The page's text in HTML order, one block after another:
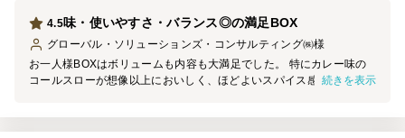
味・使いやすさ・バランス◎の満足BOX
4.5
グローバル・ソリューションズ・コンサルティング㈱様
お一人様BOXはボリュームも内容も大満足でした。 特にカレー味の
コールスローが想像以上においしく、ほどよいスパイス感で全体をま
ちやすく安定感があったのも、立食気味の慰労会ではありがたかった
続きを表示